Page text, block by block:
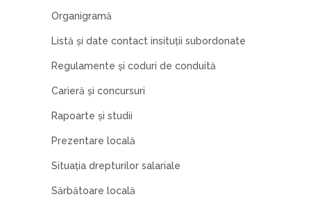
Organigramă
Listă şi date contact insituţii subordonate
Regulamente şi coduri de conduită
Carieră şi concursuri
Rapoarte şi studii
Prezentare locală
Situația drepturilor salariale
Sărbătoare locală